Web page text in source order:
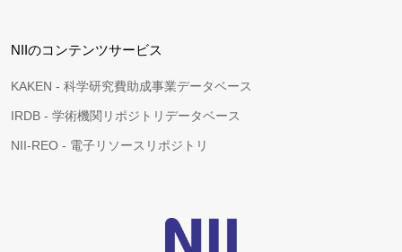
NIIのコンテンツサービス
KAKEN - 科学研究費助成事業データベース
IRDB - 学術機関リポジトリデータベース
NII-REO - 電子リソースリポジトリ